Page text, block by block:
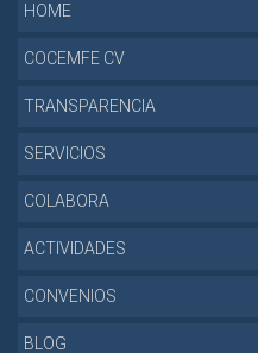
HOME
COCEMFE CV
TRANSPARENCIA
SERVICIOS
COLABORA
ACTIVIDADES
CONVENIOS
BLOG